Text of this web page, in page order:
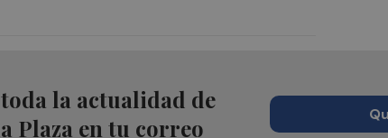
la actualidad de
Plaza en tu correo